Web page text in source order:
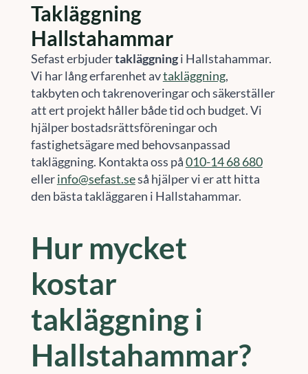
Takläggning
Hallstahammar
Sefast erbjudertakläggningi Hallstahammar.
Vi har lång erfarenhet avtakläggning,
takbyten och takrenoveringar och säkerställer
att ert projekt håller både tid och budget. Vi
hjälper bostadsrättsföreningar och
fastighetsägare med behovsanpassad
takläggning. Kontakta oss på010-14 68 680
ellerinfo@sefast.seså hjälper vi er att hitta
den bästa takläggaren i Hallstahammar.
Hur mycket
kostar
takläggning i
Hallstahammar?